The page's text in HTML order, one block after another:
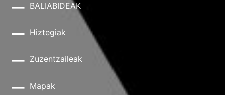
BALIABIDEAK
Hiztegiak
Zuzentzaileak
Mapak